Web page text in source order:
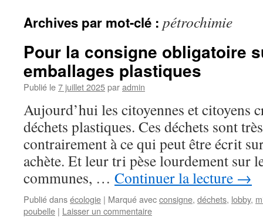
Archives par mot-clé : pétrochimie
Pour la consigne obligatoire
emballages plastiques
Publié le7 juillet 2025paradmin
Aujourd’hui les citoyennes et citoyens
déchets plastiques. Ces déchets sont
contrairement à ce qui peut être écrit
achète. Et leur tri pèse lourdement sur
communes, … Continuer la lecture →
Publié dansécologie | Marqué avecconsigne, déchets, lobby,
poubelle | Laisser un commentaire